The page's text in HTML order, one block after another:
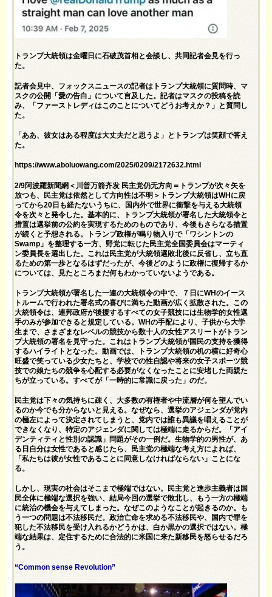
トランプ大統領は金曜日に石破茂首相と会談し、共同記者会見を行っ
た。
記者会見中、フォックスニュースの記者はトランプ大統領に質問時、マ
スクの公開「愛の告白」について言及した。記者はマスクの投稿を読
み、「ファーストレディはこのことについてどうお考えか？」と質問し
た。
「ああ、彼女はある程度は大丈夫だと思うよ」とトランプは笑顔で答え
た。
https://www.aboluowang.com/2025/0209/2172632.html
2/9阿波羅新聞網＜川普万箭齐发 民主党仍无方向＝トランプが次々矢を
放つも、民主党は依然として方向性は不明＞トランプ大統領はWHに戻
ってから20日も経たないうちに、国内外で世界に衝撃を与える大統領
令を次々と発令した。基本的に、トランプ大統領が署名した大統領令と
措置は選挙前の公約を実現するためのものであり、今後もさらなる措置
が続くと予想される。トランプ政権が鳴り物入りで「ワシントンの
Swamp」を整理する一方、野党に転じた民主党全国委員会はマーティ
ン委員長を選出した。これは民主党が大統領選敗北後に反省し、立ち直
るための第一歩となるはずだったが、今後どのように政権に復帰するか
については、見たところまだ何もわかっていないようである。
トランプ大統領が署名した一連の大統領令の中で、７日にWHのイース
トルームで行われた署名式の喜びに満ちた動画が広く拡散された。この
大統領令は、連邦政府が後援するすべての女子競技には生物学的女性選
手のみが参加できると規定している。WHの手配により、子供から大学
生まで、さまざまなレベルの競技から数十人の女性アスリートがトラン
プ大統領の署名を見守った。これはトランプ大統領が国民の支持を獲得
するハイライトとなった。動画では、トランプ大統領の机の横に好奇心
旺盛で笑っている少女たちと、学校での性自認や将来の女子スポーツ競
技での娘たちの競争を心配する必要がなくなったことに安堵した両親た
ちが立っている。すべてが「一時的に常識に戻った」のだ。
民主党は下々の気持ちに疎く、大多数の有権者や中流層が何を望んでい
るのか今でも分からないと見える。なぜなら、選挙のアジェンダが党内
の極左によって決定されてしまうと、党内では誰も異議を唱えることが
できなくなり、特定のアジェンダに関しては極端に走るからだ。「アイ
デンティティと性別の認識」問題がその一例だ。生物学的の男性が、あ
る日自分は女性であると感じたら、民主党の極端な考え方によれば、
「私たちは彼が女性であることに同意しなければならない」ことにな
る。
しかし、現実の社会はそこまで極端ではない。民主党と進歩主義者は国
民全体に極端な選択を強い、結局今回の選挙で敗北し、もう一方の極端
に統治の機会を与えてしまった。なぜこのようなことが起きるのか。も
う一つの問題は不法移民だ。政治亡命を求める不法移民や、国内で罪を
犯した不法移民を受け入れるかどうかは、白か黒かの選択ではない。極
端な結果は、定住するために合法的に米国に来た新移民を怒らせるだろ
う。
“Common sense Revolution”